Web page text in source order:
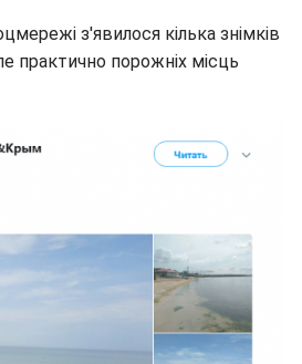
з'явилося кілька знімків
практично порожніх місць